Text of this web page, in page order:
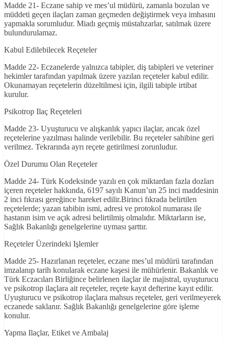
Madde 21- Eczane sahip ve mes’ul müdürü, zamanla bozulan ve
müddeti geçen ilaçları zaman geçmeden değiştirmek veya imhasını
yapmakla sorumludur. Miadı geçmiş müstahzarlar, satılmak üzere
bulundurulamaz.
Kabul Edilebilecek Reçeteler
Madde 22- Eczanelerde yalnızca tabipler, diş tabipleri ve veteriner
hekimler tarafından yapılmak üzere yazılan reçeteler kabul edilir.
Okunamayan reçetelerin düzeltilmesi için, ilgili tabiple irtibat
kurulur.
Psikotrop Ilaç Reçeteleri
Madde 23- Uyuşturucu ve alışkanlık yapıcı ilaçlar, ancak özel
reçetelerine yazılması halinde verilebilir. Bu reçeteler sahibine geri
verilmez. Tekrarında ayrı reçete getirilmesi zorunludur.
Özel Durumu Olan Reçeteler
Madde 24- Türk Kodeksinde yazılı en çok miktardan fazla dozları
içeren reçeteler hakkında, 6197 sayılı Kanun’un 25 inci maddesinin
2 inci fıkrası gereğince hareket edilir.Birinci fıkrada belirtilen
reçetelerde; yazan tabibin ismi, adresi ve protokol numarası ile
hastanın isim ve açık adresi belirtilmiş olmalıdır. Miktarların ise,
Sağlık Bakanlığı genelgelerine uyması şarttır.
Reçeteler Üzerindeki Işlemler
Madde 25- Hazırlanan reçeteler, eczane mes’ul müdürü tarafından
imzalanıp tarih konularak eczane kaşesi ile mühürlenir. Bakanlık ve
Türk Eczacıları Birliğince belirlenen ilaçlar ile majistral, uyuşturucu
ve psikotrop ilaçlara ait reçeteler, reçete kayıt defterine kayıt edilir.
Uyuşturucu ve psikotrop ilaçlara mahsus reçeteler, geri verilmeyerek
eczanede saklanır. Sağlık Bakanlığı genelgelerine göre işleme
konulur.
Yapma Ilaçlar, Etiket ve Ambalaj